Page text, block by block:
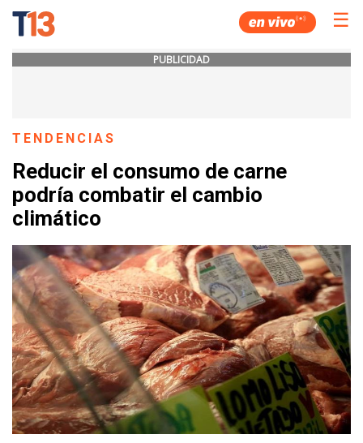
☰
PUBLICIDAD
TENDENCIAS
Reducir el consumo de carne
podría combatir el cambio
climático